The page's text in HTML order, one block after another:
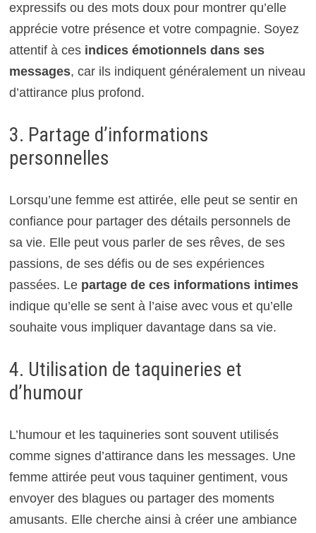
expressifs ou des mots doux pour montrer qu’elle
apprécie votre présence et votre compagnie. Soyez
attentif à ces indices émotionnels dans ses
messages, car ils indiquent généralement un niveau
d’attirance plus profond.
3. Partage d’informations
personnelles
Lorsqu’une femme est attirée, elle peut se sentir en
confiance pour partager des détails personnels de
sa vie. Elle peut vous parler de ses rêves, de ses
passions, de ses défis ou de ses expériences
passées. Le partage de ces informations intimes
indique qu’elle se sent à l’aise avec vous et qu’elle
souhaite vous impliquer davantage dans sa vie.
4. Utilisation de taquineries et
d’humour
L’humour et les taquineries sont souvent utilisés
comme signes d’attirance dans les messages. Une
femme attirée peut vous taquiner gentiment, vous
envoyer des blagues ou partager des moments
amusants. Elle cherche ainsi à créer une ambiance